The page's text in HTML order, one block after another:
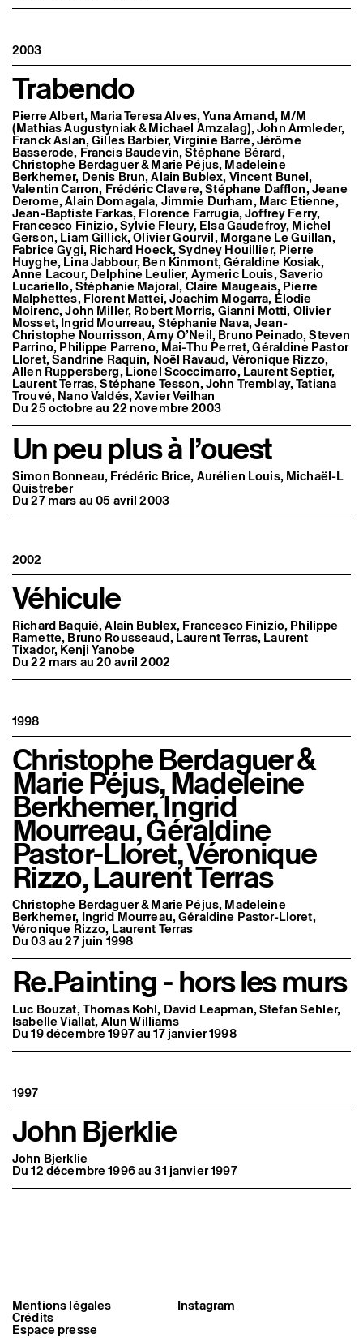
2003
Trabendo
Pierre Albert, Maria Teresa Alves, Yuna Amand, M/M
(Mathias Augustyniak & Michael Amzalag), John Armleder,
Franck Aslan, Gilles Barbier, Virginie Barre, Jérôme
Basserode, Francis Baudevin, Stéphane Bérard,
Christophe Berdaguer & Marie Péjus, Madeleine
Berkhemer, Denis Brun, Alain Bublex, Vincent Bunel,
Valentin Carron, Frédéric Clavere, Stéphane Dafflon, Jeane
Derome, Alain Domagala, Jimmie Durham, Marc Etienne,
Jean-Baptiste Farkas, Florence Farrugia, Joffrey Ferry,
Francesco Finizio, Sylvie Fleury, Elsa Gaudefroy, Michel
Gerson, Liam Gillick, Olivier Gourvil, Morgane Le Guillan,
Fabrice Gygi, Richard Hoeck, Sydney Houillier, Pierre
Huyghe, Lina Jabbour, Ben Kinmont, Géraldine Kosiak,
Anne Lacour, Delphine Leulier, Aymeric Louis, Saverio
Lucariello, Stéphanie Majoral, Claire Maugeais, Pierre
Malphettes, Florent Mattei, Joachim Mogarra, Élodie
Moirenc, John Miller, Robert Morris, Gianni Motti, Olivier
Mosset, Ingrid Mourreau, Stéphanie Nava, Jean-
Christophe Nourrisson, Amy O’Neil, Bruno Peinado, Steven
Parrino, Philippe Parreno, Mai-Thu Perret, Géraldine Pastor
Lloret, Sandrine Raquin, Noël Ravaud, Véronique Rizzo,
Allen Ruppersberg, Lionel Scoccimarro, Laurent Septier,
Laurent Terras, Stéphane Tesson, John Tremblay, Tatiana
Trouvé, Nano Valdés, Xavier Veilhan
Du 25 octobre au 22 novembre 2003
Un peu plus à l’ouest
Simon Bonneau, Frédéric Brice, Aurélien Louis, Michaël-L
Quistreber
Du 27 mars au 05 avril 2003
2002
Véhicule
Richard Baquié, Alain Bublex, Francesco Finizio, Philippe
Ramette, Bruno Rousseaud, Laurent Terras, Laurent
Tixador, Kenji Yanobe
Du 22 mars au 20 avril 2002
1998
Christophe Berdaguer &
Marie Péjus, Madeleine
Berkhemer, Ingrid
Mourreau, Géraldine
Pastor-Lloret, Véronique
Rizzo, Laurent Terras
Christophe Berdaguer & Marie Péjus, Madeleine
Berkhemer, Ingrid Mourreau, Géraldine Pastor-Lloret,
Véronique Rizzo, Laurent Terras
Du 03 au 27 juin 1998
Re.Painting - hors les murs
Luc Bouzat, Thomas Kohl, David Leapman, Stefan Sehler,
Isabelle Viallat, Alun Williams
Du 19 décembre 1997 au 17 janvier 1998
1997
John Bjerklie
John Bjerklie
Du 12 décembre 1996 au 31 janvier 1997
Instagram
Mentions légales
Crédits
Espace presse